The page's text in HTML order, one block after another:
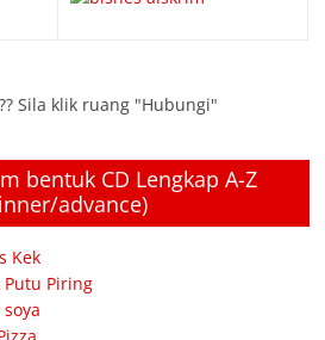
Sila klik ruang "Hubungi"
bentuk CD Lengkap A-Z
advance)
Kek
Putu Piring